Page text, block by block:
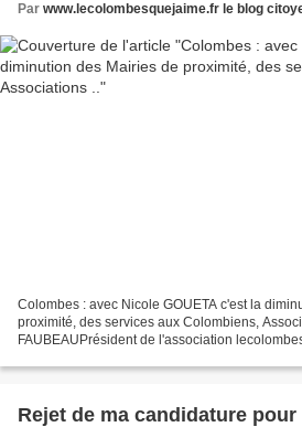
Par www.lecolombesquejaime.fr le blog
Colombes : avec Nicole GOUETA c'est la
proximité, des services aux Colombiens,
FAUBEAUPrésident de l'association
Rejet de ma candidature